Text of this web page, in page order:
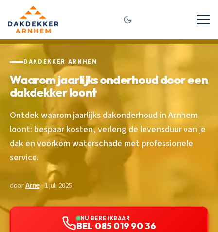
DAKDEKKER ARNHEM
Waarom jaarlijks onderhoud door een
dakdekker loont
Ontdek waarom jaarlijks dakonderhoud in Arnhem
loont: bespaar kosten, verleng de levensduur van je
dak en voorkom waterschade met professionele
service.
doorArne· 1 juli 2025
NU BEREIKBAAR
BEL 085 019 90 36